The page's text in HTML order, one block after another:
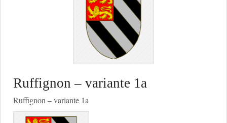
Ruffignon – variante 1a
Ruffignon – variante 1a